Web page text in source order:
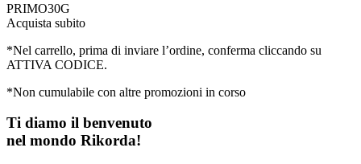
PRIMO30G
Acquista subito
*Nel carrello, prima di inviare l’ordine, conferma cliccando su
ATTIVA CODICE.
*Non cumulabile con altre promozioni in corso
Ti diamo il benvenuto
nel mondo Rikorda!